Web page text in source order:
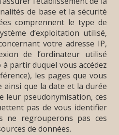
de base et la sécurité
comprennent le type de
d’exploitation utilisé,
votre adresse IP,
de l’ordinateur utilisé
à partir duquel vous accédez
les pages que vous
que la date et la durée
leur pseudonymisation, ces
pas de vous identifier
ne regrouperons pas ces
de données.